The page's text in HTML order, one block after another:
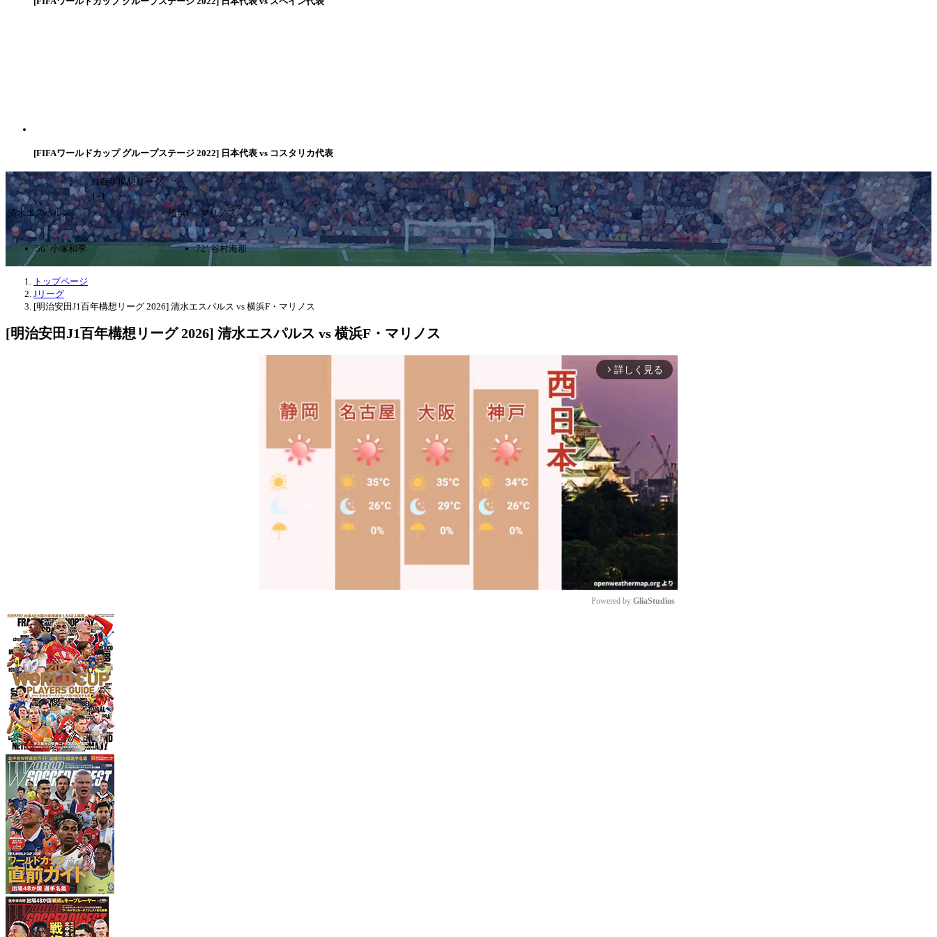
[FIFAワールドカップ グループステージ 2022] 日本代表 vs コスタリカ代表
J1百年構想リーグ
1ｰ1
清水エスパルス
横浜F・マリノス
56’ 小塚和季 72’ 谷村海那
トップページ
Jリーグ
[明治安田J1百年構想リーグ 2026] 清水エスパルス vs 横浜F・マリノス
[明治安田J1百年構想リーグ 2026] 清水エスパルス vs 横浜F・マリノス
arrow_forward_ios 詳しく見る
Powered by GliaStudios